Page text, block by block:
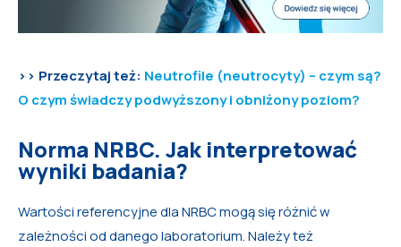
>> Przeczytaj też: Neutrofile (neutrocyty) – czym są?
O czym świadczy podwyższony i obniżony poziom?
Norma NRBC. Jak interpretować
wyniki badania?
Wartości referencyjne dla NRBC mogą się różnić w
zależności od danego laboratorium. Należy też